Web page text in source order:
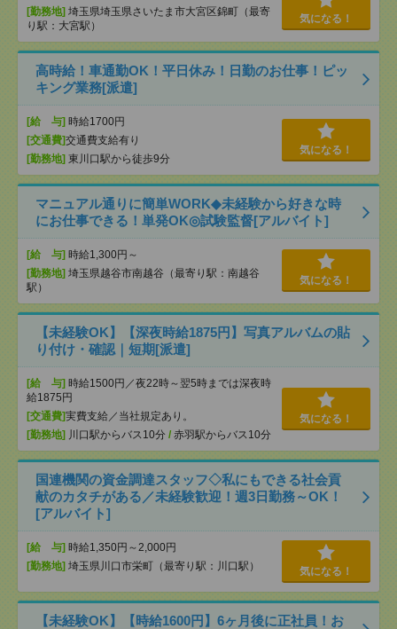
[勤務地] 埼玉県埼玉県さいたま市大宮区錦町（最寄
り駅：大宮駅）
気になる！
高時給！車通勤OK！平日休み！日勤のお仕事！ピッ
キング業務[派遣]
[給 与] 時給1700円
[交通費]交通費支給有り
[勤務地] 東川口駅から徒歩9分
気になる！
マニュアル通りに簡単WORK◆未経験から好きな時
にお仕事できる！単発OK◎試験監督[アルバイト]
[給 与] 時給1,300円～
[勤務地] 埼玉県越谷市南越谷（最寄り駅：南越谷
駅）
気になる！
【未経験OK】【深夜時給1875円】写真アルバムの貼
り付け・確認｜短期[派遣]
[給 与] 時給1500円／夜22時～翌5時までは深夜時
給1875円
[交通費]実費支給／当社規定あり。
[勤務地] 川口駅からバス10分 / 赤羽駅からバス10分
気になる！
国連機関の資金調達スタッフ◇私にもできる社会貢
献のカタチがある／未経験歓迎！週3日勤務～OK！
[アルバイト]
[給 与] 時給1,350円～2,000円
[勤務地] 埼玉県川口市栄町（最寄り駅：川口駅） 気になる！
【未経験OK】【時給1600円】6ヶ月後に正社員！お